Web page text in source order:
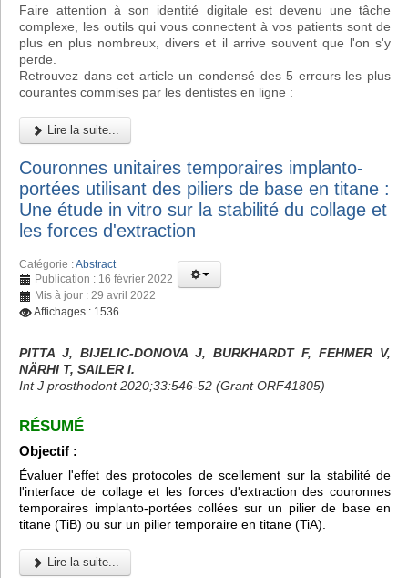
Faire attention à son identité digitale est devenu une tâche
complexe, les outils qui vous connectent à vos patients sont de
plus en plus nombreux, divers et il arrive souvent que l'on s'y
perde.
Retrouvez dans cet article un condensé des 5 erreurs les plus
courantes commises par les dentistes en ligne :
Lire la suite...
Couronnes unitaires temporaires implanto-
portées utilisant des piliers de base en titane :
Une étude in vitro sur la stabilité du collage et
les forces d'extraction
Catégorie :Abstract
Publication : 16 février 2022
Mis à jour : 29 avril 2022
Affichages : 1536
PITTA J, BIJELIC-DONOVA J, BURKHARDT F, FEHMER V,
NÄRHI T, SAILER I.
Int J prosthodont 2020;33:546-52 (Grant ORF41805)
RÉSUMÉ
Objectif :
Évaluer l'effet des protocoles de scellement sur la stabilité de
l'interface de collage et les forces d'extraction des couronnes
temporaires implanto-portées collées sur un pilier de base en
titane (TiB) ou sur un pilier temporaire en titane (TiA).
Lire la suite...